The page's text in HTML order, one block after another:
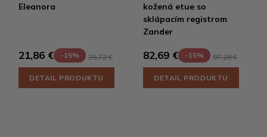
Eleanora
21,86 € -15% 25,72 €
DETAIL PRODUKTU
kožená etue so
sklápacím registrom
Zander
82,69 € -15% 97,28 €
DETAIL PRODUKTU